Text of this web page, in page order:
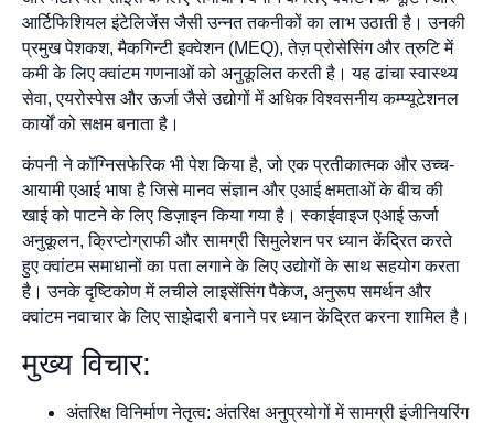
आर्टिफिशियल इंटेलिजेंस जैसी उन्नत तकनीकों का लाभ उठाती है। उनकी
प्रमुख पेशकश, मैकगिन्टी इक्वेशन (MEQ), तेज़ प्रोसेसिंग और त्रुटि में
कमी के लिए क्वांटम गणनाओं को अनुकूलित करती है। यह ढांचा स्वास्थ्य
सेवा, एयरोस्पेस और ऊर्जा जैसे उद्योगों में अधिक विश्वसनीय कम्प्यूटेशनल
कार्यों को सक्षम बनाता है।
कंपनी ने कॉग्निसफेरिक भी पेश किया है, जो एक प्रतीकात्मक और उच्च-
आयामी एआई भाषा है जिसे मानव संज्ञान और एआई क्षमताओं के बीच की
खाई को पाटने के लिए डिज़ाइन किया गया है। स्काईवाइज एआई ऊर्जा
अनुकूलन, क्रिप्टोग्राफी और सामग्री सिमुलेशन पर ध्यान केंद्रित करते
हुए क्वांटम समाधानों का पता लगाने के लिए उद्योगों के साथ सहयोग करता
है। उनके दृष्टिकोण में लचीले लाइसेंसिंग पैकेज, अनुरूप समर्थन और
क्वांटम नवाचार के लिए साझेदारी बनाने पर ध्यान केंद्रित करना शामिल है।
मुख्य विचार:
अंतरिक्ष विनिर्माण नेतृत्व: अंतरिक्ष अनुप्रयोगों में सामग्री इंजीनियरिंग